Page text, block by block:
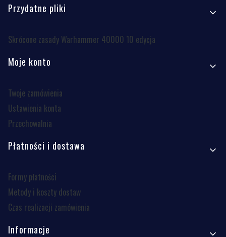
Przydatne pliki
Skrócone zasady Warhammer 40000 10 edycja
Moje konto
Twoje zamówienia
Ustawienia konta
Przechowalnia
Płatności i dostawa
Formy płatności
Metody i koszty dostaw
Czas realizacji zamówienia
Informacje